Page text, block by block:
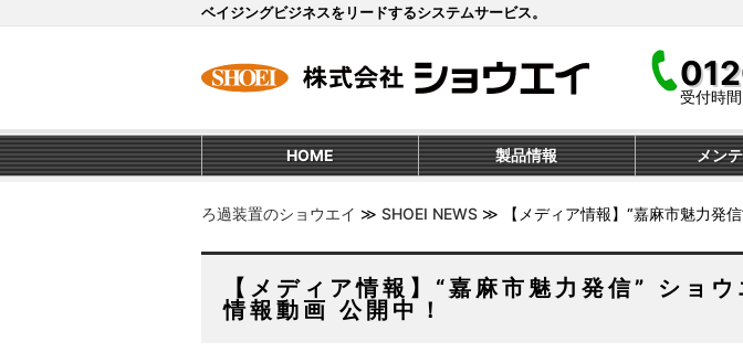
ベイジングビジネスをリードするシステムサービス。
受付時
HOME 製品情報 メン
ろ過装置のショウエイ ≫ SHOEI NEWS ≫ 【メディア情報】“嘉麻市魅力発
【メディア情報】“嘉麻市魅力発信” ショ
情報動画 公開中！